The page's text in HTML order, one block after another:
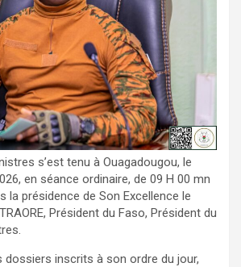
s’est tenu à Ouagadougou, le
en séance ordinaire, de 09 H 00 mn
la présidence de Son Excellence le
Président du Faso, Président du
dossiers inscrits à son ordre du jour,